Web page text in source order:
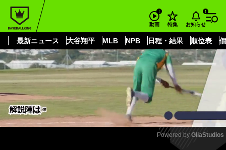
動画 特集 お知らせ
最新ニュース 大谷翔平 MLB NPB 日程・結果 順位表
もっと見る
Powered by GliaStudios